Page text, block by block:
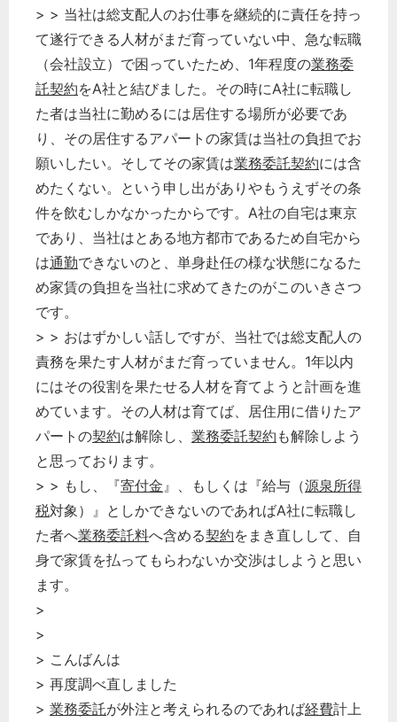
> > 当社は総支配人のお仕事を継続的に責任を持っ
て遂行できる人材がまだ育っていない中、急な転職
（会社設立）で困っていたため、1年程度の業務委
託契約をA社と結びました。その時にA社に転職し
た者は当社に勤めるには居住する場所が必要であ
り、その居住するアパートの家賃は当社の負担でお
願いしたい。そしてその家賃は業務委託契約には含
めたくない。という申し出がありやもうえずその条
件を飲むしかなかったからです。A社の自宅は東京
であり、当社はとある地方都市であるため自宅から
は通勤できないのと、単身赴任の様な状態になるた
め家賃の負担を当社に求めてきたのがこのいきさつ
です。
> > おはずかしい話しですが、当社では総支配人の
責務を果たす人材がまだ育っていません。1年以内
にはその役割を果たせる人材を育てようと計画を進
めています。その人材は育てば、居住用に借りたア
パートの契約は解除し、 業務委託契約 も解除しよう
と思っております。
> > もし、『寄付金』、もしくは『給与（源泉所得
税対象）』としかできないのであればA社に転職し
た者へ業務委託料へ含める契約をまき直しして、自
身で家賃を払ってもらわないか交渉はしようと思い
ます。
>
>
> こんばんは
> 再度調べ直しました
> 業務委託が外注と考えられるのであれば経費計上